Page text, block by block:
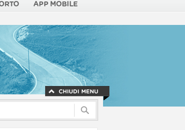
APP MOBILE